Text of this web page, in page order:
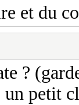
et du
?
petit